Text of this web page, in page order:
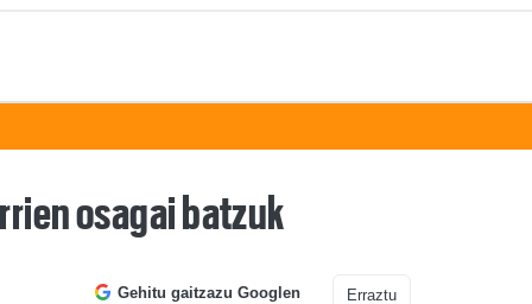
osagai batzuk
Gehitu gaitzazu Googlen Erraztu